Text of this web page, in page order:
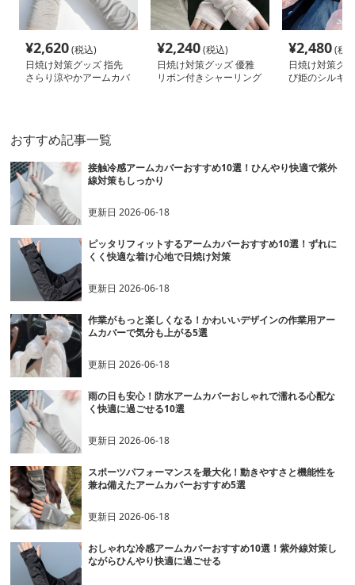
¥2,620(税込)
日焼け対策グッズ 指先
さらり涼やかアームカバ
¥2,240(税込)
日焼け対策グッズ 優雅
リボン付きシャーリング
¥2,480(税
日焼け対策グ
び姫のシルキ
おすすめ記事一覧
接触冷感アームカバーおすすめ10選！ひんやり快適で紫外
線対策もしっかり
更新日2026-06-18
ピッタリフィットするアームカバーおすすめ10選！ずれに
くく快適な着け心地で日焼け対策
更新日2026-06-18
作業がもっと楽しくなる！かわいいデザインの作業用アー
ムカバーで気分も上がる5選
更新日2026-06-18
雨の日も安心！防水アームカバーおしゃれで濡れる心配な
く快適に過ごせる10選
更新日2026-06-18
スポーツパフォーマンスを最大化！動きやすさと機能性を
兼ね備えたアームカバーおすすめ5選
更新日2026-06-18
おしゃれな冷感アームカバーおすすめ10選！紫外線対策し
ながらひんやり快適に過ごせる